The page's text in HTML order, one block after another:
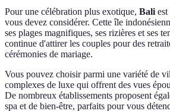
Pour une célébration plus exotique, Bali
vous devez considérer. Cette île
ses plages magnifiques, ses rizières et ses
continue d'attirer les couples pour des
cérémonies de mariage.
Vous pouvez choisir parmi une variété de
complexes de luxe qui offrent des vues
De nombreux établissements proposent
spa et de bien-être, parfaits pour vous